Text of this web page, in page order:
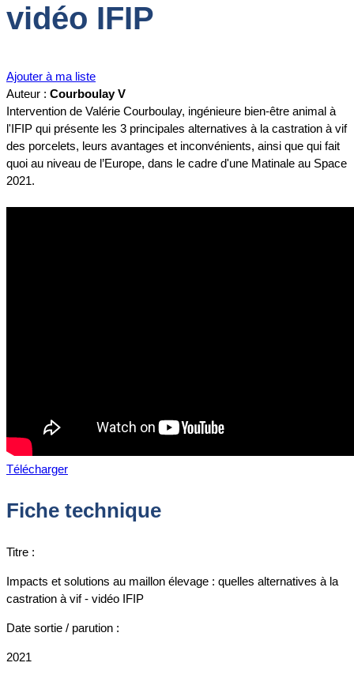
vidéo IFIP
Ajouter à ma liste
Auteur : Courboulay V
Intervention de Valérie Courboulay, ingénieure bien-être animal à
l'IFIP qui présente les 3 principales alternatives à la castration à vif
des porcelets, leurs avantages et inconvénients, ainsi que qui fait
quoi au niveau de l’Europe, dans le cadre d'une Matinale au Space
2021.
Télécharger
Fiche technique
Titre :
Impacts et solutions au maillon élevage : quelles alternatives à la
castration à vif - vidéo IFIP
Date sortie / parution :
2021